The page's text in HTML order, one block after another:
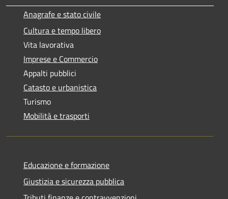
Anagrafe e stato civile
Cultura e tempo libero
Vita lavorativa
Imprese e Commercio
Appalti pubblici
Catasto e urbanistica
Turismo
Mobilità e trasporti
Educazione e formazione
Giustizia e sicurezza pubblica